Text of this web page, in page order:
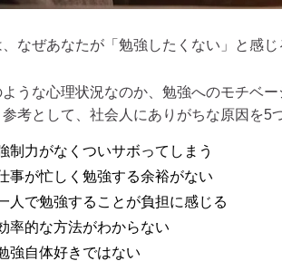
、なぜあなたが「勉強したくない」と感
うな心理状況なのか、勉強へのモチベ
参考として、社会人にありがちな原因を5
制力がなくついサボってしまう
事が忙しく勉強する余裕がない
人で勉強することが負担に感じる
率的な方法がわからない
強自体好きではない